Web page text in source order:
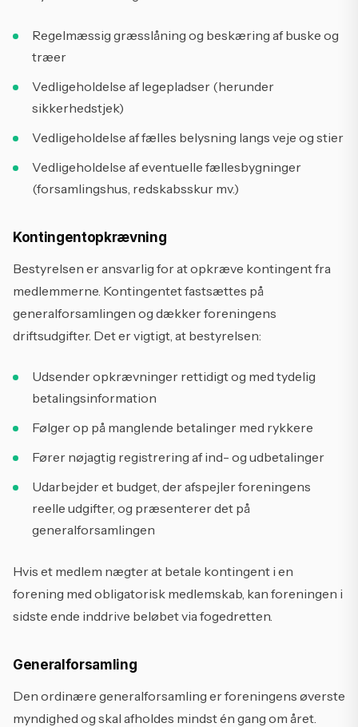
Regelmæssig græsslåning og beskæring af buske og
træer
Vedligeholdelse af legepladser (herunder
sikkerhedstjek)
Vedligeholdelse af fælles belysning langs veje og stier
Vedligeholdelse af eventuelle fællesbygninger
(forsamlingshus, redskabsskur mv.)
Kontingentopkrævning
Bestyrelsen er ansvarlig for at opkræve kontingent fra
medlemmerne. Kontingentet fastsættes på
generalforsamlingen og dækker foreningens
driftsudgifter. Det er vigtigt, at bestyrelsen:
Udsender opkrævninger rettidigt og med tydelig
betalingsinformation
Følger op på manglende betalinger med rykkere
Fører nøjagtig registrering af ind- og udbetalinger
Udarbejder et budget, der afspejler foreningens
reelle udgifter, og præsenterer det på
generalforsamlingen
Hvis et medlem nægter at betale kontingent i en
forening med obligatorisk medlemskab, kan foreningen i
sidste ende inddrive beløbet via fogedretten.
Generalforsamling
Den ordinære generalforsamling er foreningens øverste
myndighed og skal afholdes mindst én gang om året.